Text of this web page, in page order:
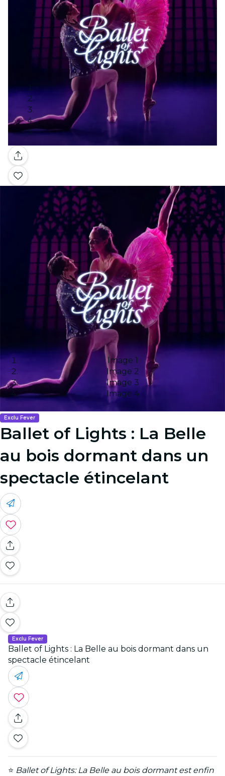
Galerie
Image 1
Image 2
Image 3
Image 4
Exclu Fever
Ballet of Lights : La Belle
au bois dormant dans un
spectacle étincelant
Exclu Fever
Ballet of Lights : La Belle au bois dormant dans un
spectacle étincelant
⭐ Ballet of Lights: La Belle au bois dormant est enfin